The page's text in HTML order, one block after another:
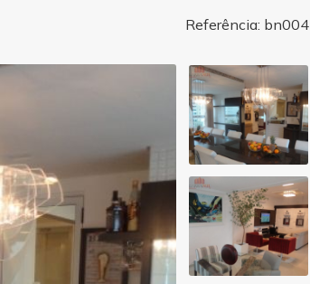
Referência: bn004